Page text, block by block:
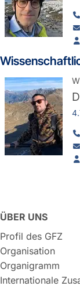
ÜBER UNS
Profil des GFZ
Organisation
Organigramm
Internationale